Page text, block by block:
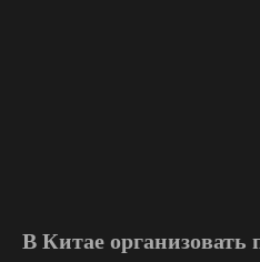
В Китае организовать